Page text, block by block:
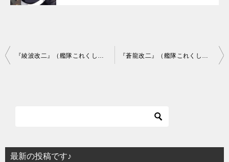
投
シ
最新の投稿です♪